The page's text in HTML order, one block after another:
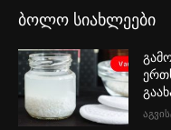
ბოლო სიახლეები